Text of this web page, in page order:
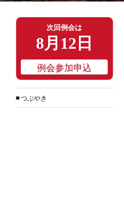
次回例会は
8月12日
例会参加申込
つぶやき